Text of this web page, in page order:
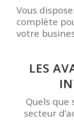
Vous
complète
votre
LES
Quels
secteur